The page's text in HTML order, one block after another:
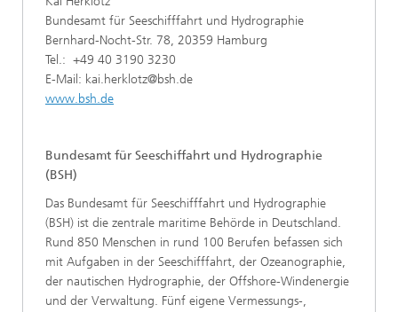
Bundesamt für Seeschifffahrt und Hydrographie
Bernhard-Nocht-Str. 78, 20359 Hamburg
Tel.: +49 40 3190 3230
E-Mail: kai.herklotz@bsh.de
www.bsh.de
Bundesamt für Seeschiffahrt und Hydrographie
(BSH)
Das Bundesamt für Seeschifffahrt und Hydrographie
(BSH) ist die zentrale maritime Behörde in Deutschland.
Rund 850 Menschen in rund 100 Berufen befassen sich
mit Aufgaben in der Seeschifffahrt, der Ozeanographie,
der nautischen Hydrographie, der Offshore-Windenergie
und der Verwaltung. Fünf eigene Vermessungs-,